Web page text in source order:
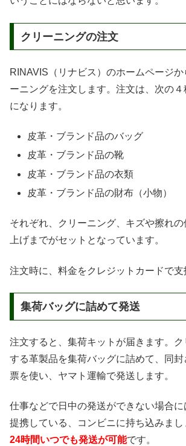
クリーニングの注文
RINAVIS（リナビス）のホームページか
ーニングを注文します。注文は、次の４
になります。
皮革・ブランド品のバッグ
皮革・ブランド品の靴
皮革・ブランド品の衣類
皮革・ブランド品の財布（小物）
それぞれ、クリーニング、キズや擦れ
上げまでがセットとなっています。
注文時に、料金をクレジットカードで支
集荷バッグに詰めて発送
注文すると、集荷キットが届きます。
する革製品を集荷バッグに詰めて、同
票を使い、ヤマト運輸で発送します。
仕事などで日中の発送ができない場合
提携している、コンビニに持ち込みまし
24時間いつでも発送が可能です。